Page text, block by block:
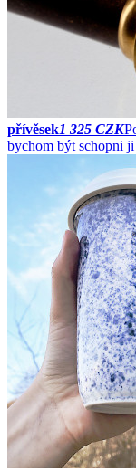
přívěsek1 325 CZK
bychom být schopni